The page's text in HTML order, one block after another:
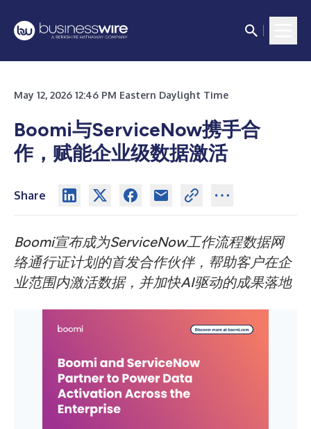
May 12, 2026 12:46 PM Eastern Daylight Time
Boomi与ServiceNow携手合
作，赋能企业级数据激活
Share
Boomi宣布成为ServiceNow工作流程数据网
络通行证计划的首发合作伙伴，帮助客户在企
业范围内激活数据，并加快AI驱动的成果落地